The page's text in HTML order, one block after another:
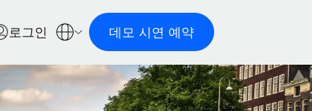
로그인 데모 시연 예약